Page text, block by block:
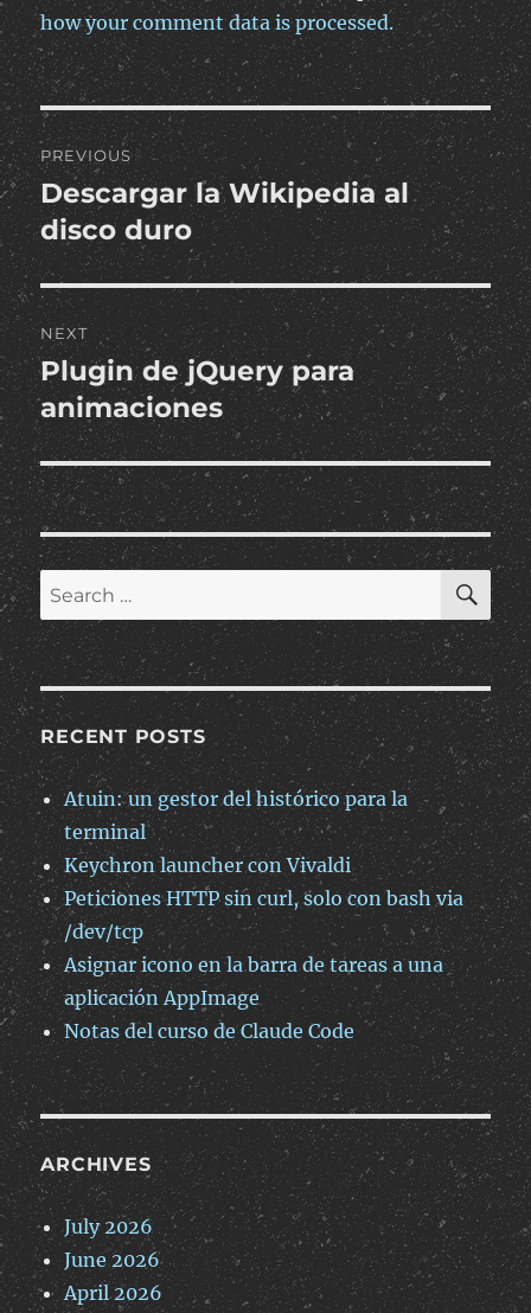
how your comment data is processed.
Post
navigation
PREVIOUS
Previous
post:
Descargar la Wikipedia al
disco duro
NEXT
Next
post:
Plugin de jQuery para
animaciones
Search
for:
RECENT POSTS
Atuin: un gestor del histórico para la
terminal
Keychron launcher con Vivaldi
Peticiones HTTP sin curl, solo con bash via
/dev/tcp
Asignar icono en la barra de tareas a una
aplicación AppImage
Notas del curso de Claude Code
ARCHIVES
July 2026
June 2026
April 2026